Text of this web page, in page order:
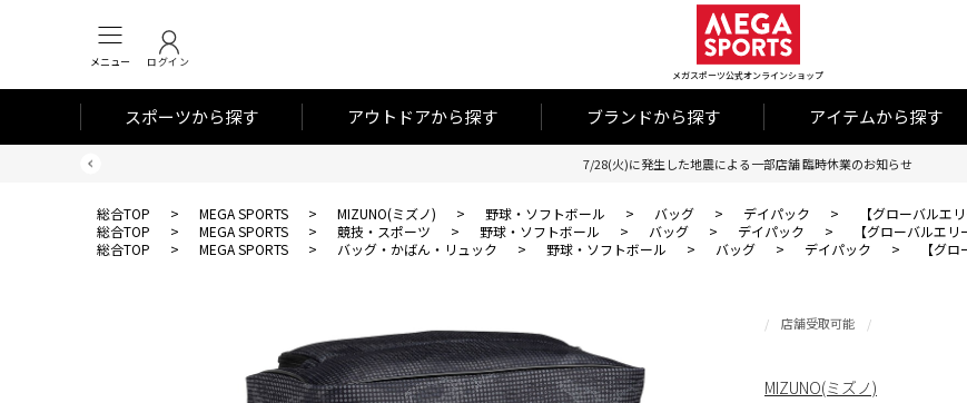
メニュー ログイン
メガスポーツ公式オンラインショップ
スポーツから探す アウトドアから探す ブランドから探す アイテムから探す
7/28(火)に発生した地震による一部店舗 臨時休業のお知らせ
総合TOP > MEGA SPORTS > MIZUNO(ミズノ) > 野球・ソフトボール > バッグ > デイパック >
【グローバルエ
総合TOP
> MEGA SPORTS > 競技・スポーツ > 野球・ソフトボール > バッグ > デイパック >
【グローバルエ
総合TOP
> MEGA SPORTS > バッグ・かばん・リュック > 野球・ソフトボール > バッグ > デイパック > 【グ
店舗受取可能
MIZUNO(ミズノ)